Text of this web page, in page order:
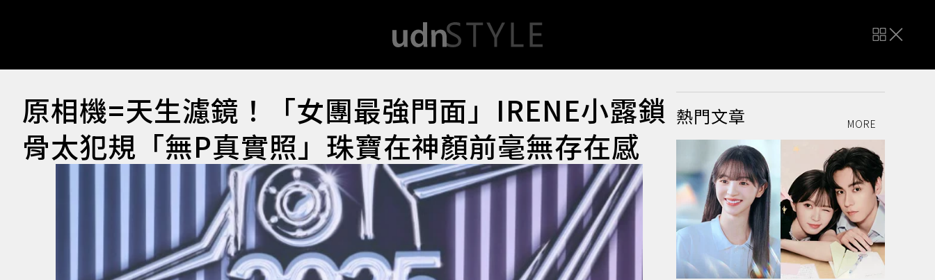
原相機=天生濾鏡！「女團最強門面」IRENE小露鎖
骨太犯規「無P真實照」珠寶在神顏前毫無存在感
熱門文章 MORE